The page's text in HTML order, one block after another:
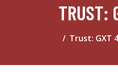
TRUST:
Trust: GXT